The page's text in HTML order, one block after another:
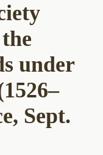
under
Sept.